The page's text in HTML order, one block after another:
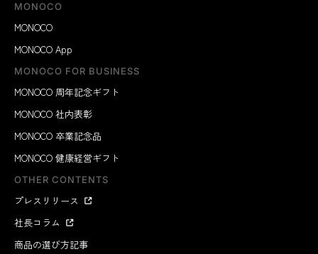
MONOCO
MONOCO
MONOCO App
MONOCO FOR BUSINESS
MONOCO 周年記念ギフト
MONOCO 社内表彰
MONOCO 卒業記念品
MONOCO 健康経営ギフト
OTHER CONTENTS
プレスリリース
社長コラム
商品の選び方記事